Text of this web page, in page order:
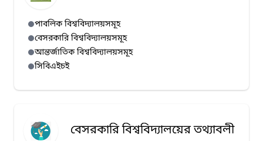
পাবলিক বিশ্ববিদ্যালয়সমূহ
বেসরকারি বিশ্ববিদ্যালয়সমূহ
আন্তর্জাতিক বিশ্ববিদ্যালয়সমূহ
সিবিএইচই
বেসরকারি বিশ্ববিদ্যালয়ের তথ্যাবলী